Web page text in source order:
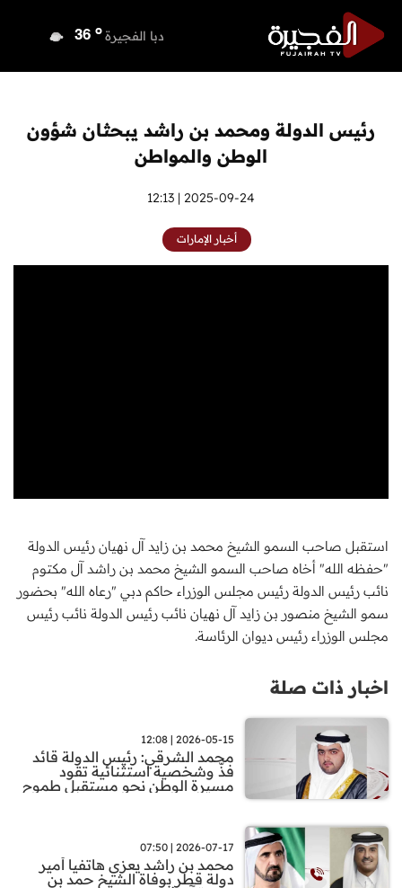
دبا الفجيرة 36 o
أم القيوين 36 o
راس الخيمة
الفجيرة
رئيس الدولة ومحمد بن راشد يبحثان شؤون
الوطن والمواطن
2025-09-24 | 12:13
أخبار الإمارات
استقبل صاحب السمو الشيخ محمد بن زايد آل نهيان رئيس الدولة
"حفظه الله" أخاه صاحب السمو الشيخ محمد بن راشد آل مكتوم
نائب رئيس الدولة رئيس مجلس الوزراء حاكم دبي "رعاه الله" بحضور
سمو الشيخ منصور بن زايد آل نهيان نائب رئيس الدولة نائب رئيس
مجلس الوزراء رئيس ديوان الرئاسة.
اخبار ذات صلة
2026-05-15 | 12:08
محمد الشرقي: رئيس الدولة قائد
فذّ وشخصية استثنائية تقود
مسيرة الوطن نحو مستقبل طموح
2026-07-17 | 07:50
محمد بن راشد يعزي هاتفيا أمير
دولة قطر بوفاة الشيخ حمد بن